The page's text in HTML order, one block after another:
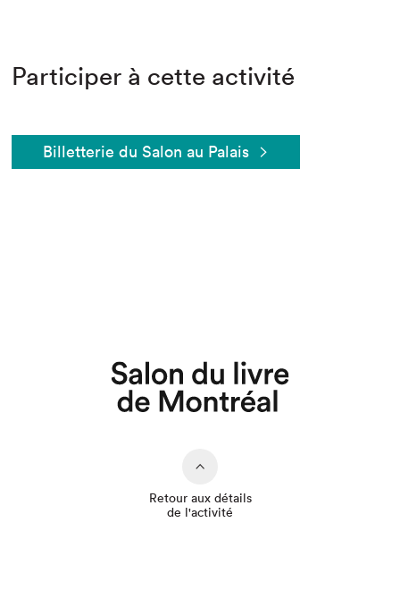
Participer à cette activité
Billetterie du Salon au Palais
Retour aux détails
de l'activité